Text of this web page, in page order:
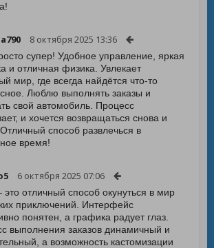
8 октября 2025 13:36
супер! Удобное управление, яркая
и отличная физика. Увлекает
мир, где всегда найдётся что-то
Люблю выполнять заказы и
свой автомобиль. Процесс
и хочется возвращаться снова и
способ развлечься в
время!
6 октября 2025 07:06
отличный способ окунуться в мир
приключений. Интерфейс
понятен, а графика радует глаз.
выполнения заказов динамичный и
а возможность кастомизации